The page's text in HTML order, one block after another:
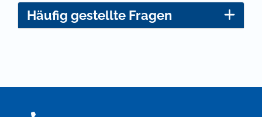
Häufig gestellte Fragen